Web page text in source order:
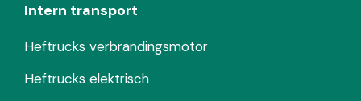
Intern transport
Heftrucks verbrandingsmotor
Heftrucks elektrisch